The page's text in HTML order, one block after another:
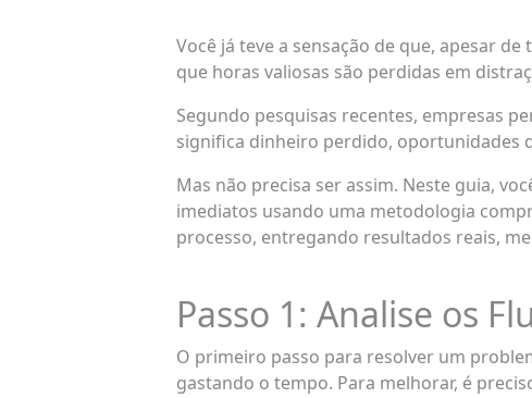
Você já teve a sensação de que, apesar
que horas valiosas são perdidas em
Segundo pesquisas recentes, empresas
significa dinheiro perdido, oportunidades
Mas não precisa ser assim. Neste guia,
imediatos usando uma metodologia
processo, entregando resultados reais,
Passo 1: Analise os
O primeiro passo para resolver um
gastando o tempo. Para melhorar, é